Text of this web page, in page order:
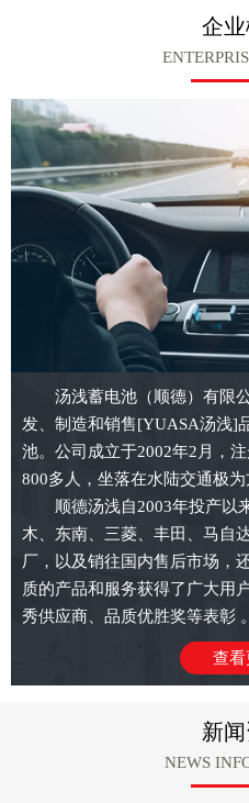
企
汤浅蓄电池（顺德）有限
发、制造和销售[YUASA汤浅]
池。公司成立于2002年2月，
800多人，坐落在水陆交通极
顺德汤浅自2003年投产以
木、东南、三菱、丰田、马自
厂，以及销往国内售后市场，
质的产品和服务获得了广大用
秀供应商、品质优胜奖等表彰 。
查看
新
NEWS